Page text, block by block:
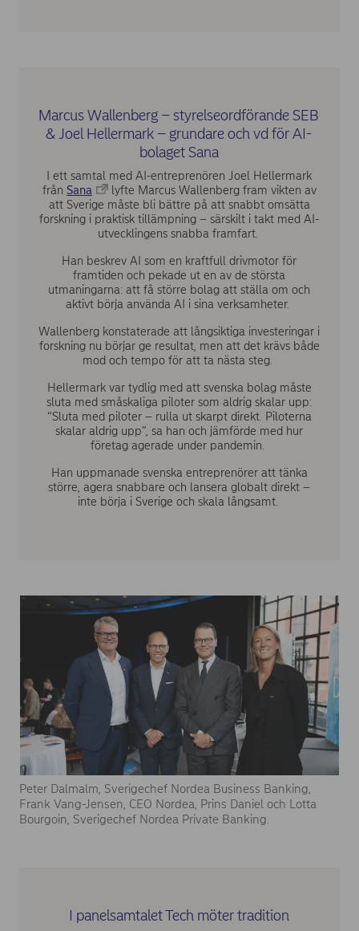
Marcus Wallenberg – styrelseordförande SEB
& Joel Hellermark – grundare och vd för AI-
bolaget Sana
I ett samtal med AI-entreprenören Joel Hellermark
från Sana
lyfte Marcus Wallenberg fram vikten av
att Sverige måste bli bättre på att snabbt omsätta
forskning i praktisk tillämpning – särskilt i takt med AI-
utvecklingens snabba framfart.
Han beskrev AI som en kraftfull drivmotor för
framtiden och pekade ut en av de största
utmaningarna: att få större bolag att ställa om och
aktivt börja använda AI i sina verksamheter.
Wallenberg konstaterade att långsiktiga investeringar i
forskning nu börjar ge resultat, men att det krävs både
mod och tempo för att ta nästa steg.
Hellermark var tydlig med att svenska bolag måste
sluta med småskaliga piloter som aldrig skalar upp:
“Sluta med piloter – rulla ut skarpt direkt. Piloterna
skalar aldrig upp”, sa han och jämförde med hur
företag agerade under pandemin.
Han uppmanade svenska entreprenörer att tänka
större, agera snabbare och lansera globalt direkt –
inte börja i Sverige och skala långsamt.
Peter Dalmalm, Sverigechef Nordea Business Banking,
Frank Vang-Jensen, CEO Nordea, Prins Daniel och Lotta
Bourgoin, Sverigechef Nordea Private Banking.
I panelsamtalet Tech möter tradition